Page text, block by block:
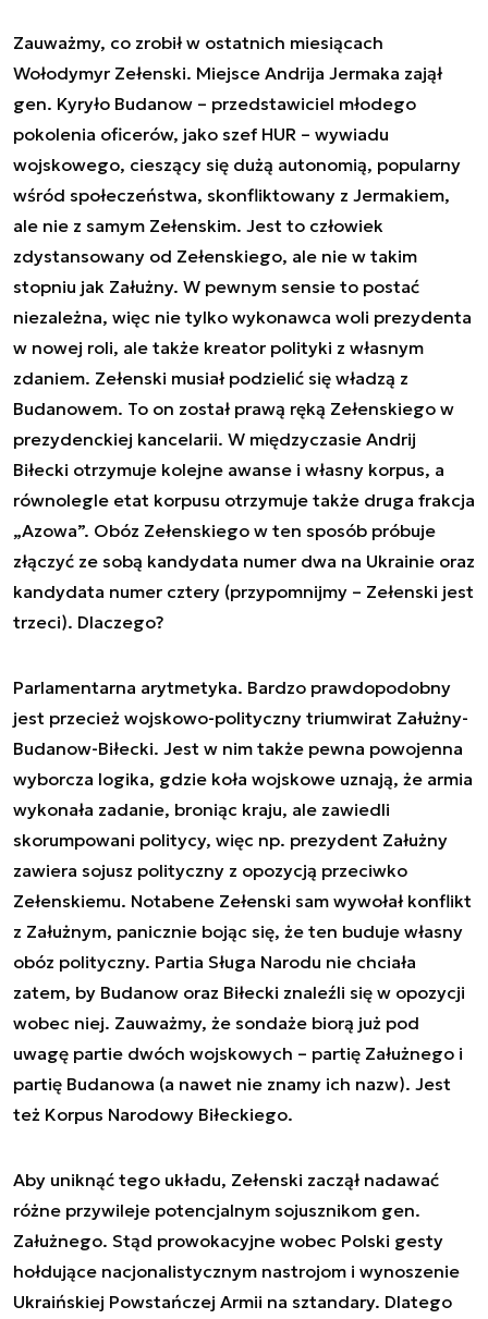
Zauważmy, co zrobił w ostatnich miesiącach
Wołodymyr Zełenski. Miejsce Andrija Jermaka zajął
gen. Kyryło Budanow – przedstawiciel młodego
pokolenia oficerów, jako szef HUR – wywiadu
wojskowego, cieszący się dużą autonomią, popularny
wśród społeczeństwa, skonfliktowany z Jermakiem,
ale nie z samym Zełenskim. Jest to człowiek
zdystansowany od Zełenskiego, ale nie w takim
stopniu jak Załużny. W pewnym sensie to postać
niezależna, więc nie tylko wykonawca woli prezydenta
w nowej roli, ale także kreator polityki z własnym
zdaniem. Zełenski musiał podzielić się władzą z
Budanowem. To on został prawą ręką Zełenskiego w
prezydenckiej kancelarii. W międzyczasie Andrij
Biłecki otrzymuje kolejne awanse i własny korpus, a
równolegle etat korpusu otrzymuje także druga frakcja
„Azowa”. Obóz Zełenskiego w ten sposób próbuje
złączyć ze sobą kandydata numer dwa na Ukrainie oraz
kandydata numer cztery (przypomnijmy – Zełenski jest
trzeci). Dlaczego?
Parlamentarna arytmetyka. Bardzo prawdopodobny
jest przecież wojskowo-polityczny triumwirat Załużny-
Budanow-Biłecki. Jest w nim także pewna powojenna
wyborcza logika, gdzie koła wojskowe uznają, że armia
wykonała zadanie, broniąc kraju, ale zawiedli
skorumpowani politycy, więc np. prezydent Załużny
zawiera sojusz polityczny z opozycją przeciwko
Zełenskiemu. Notabene Zełenski sam wywołał konflikt
z Załużnym, panicznie bojąc się, że ten buduje własny
obóz polityczny. Partia Sługa Narodu nie chciała
zatem, by Budanow oraz Biłecki znaleźli się w opozycji
wobec niej. Zauważmy, że sondaże biorą już pod
uwagę partie dwóch wojskowych – partię Załużnego i
partię Budanowa (a nawet nie znamy ich nazw). Jest
też Korpus Narodowy Biłeckiego.
Aby uniknąć tego układu, Zełenski zaczął nadawać
różne przywileje potencjalnym sojusznikom gen.
Załużnego. Stąd prowokacyjne wobec Polski gesty
hołdujące nacjonalistycznym nastrojom i wynoszenie
Ukraińskiej Powstańczej Armii na sztandary. Dlatego